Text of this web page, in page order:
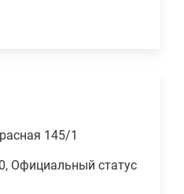
145/1
Официальный статус